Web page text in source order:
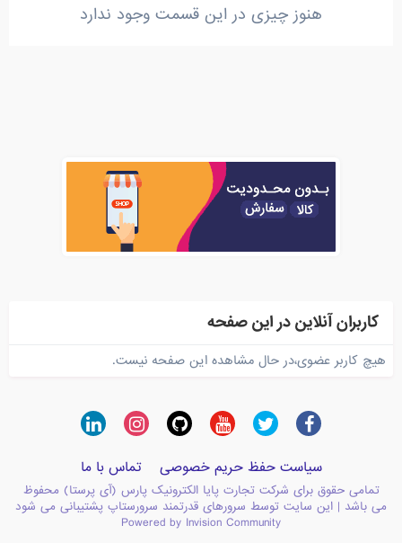
هنوز چیزی در این قسمت وجود ندارد
کاربران آنلاین در این صفحه
هیچ کاربر عضوی،در حال مشاهده این صفحه نیست.
سیاست حفظ حریم خصوصی تماس با ما
تمامی حقوق برای شرکت تجارت پایا الکترونیک پارس (آی پرستا) محفوظ
می باشد | این سایت توسط سرورهای قدرتمند سرورستاپ پشتیبانی می شود
Powered by Invision Community